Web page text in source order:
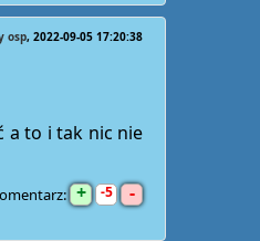
osp 2022-09-05 17:20:38
a to i tak nic nie
+ 5 -